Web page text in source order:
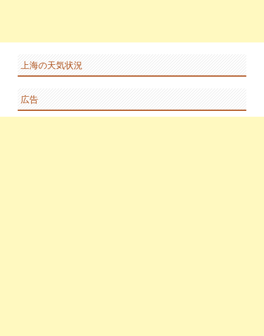
上海の天気状況
広告